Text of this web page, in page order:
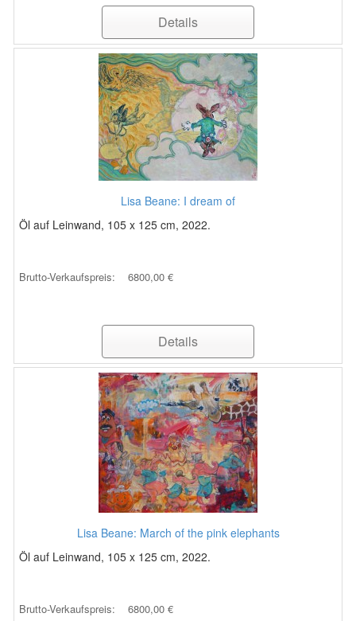
Details
Lisa Beane: I dream of
Öl auf Leinwand, 105 x 125 cm, 2022.
Brutto-Verkaufspreis: 6800,00 €
Details
Lisa Beane: March of the pink elephants
Öl auf Leinwand, 105 x 125 cm, 2022.
Brutto-Verkaufspreis: 6800,00 €